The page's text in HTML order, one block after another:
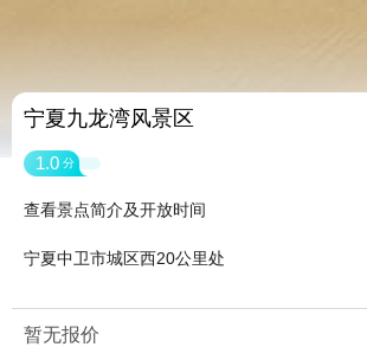
宁夏九龙湾风景区
1.0 分
查看景点简介及开放时间
宁夏中卫市城区西20公里处
暂无报价